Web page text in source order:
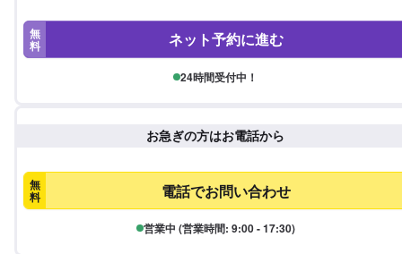
無
料 ネット予約に進む
24時間受付中！
お急ぎの方はお電話から
無
料 電話でお問い合わせ
営業中 (営業時間: 9:00 - 17:30)